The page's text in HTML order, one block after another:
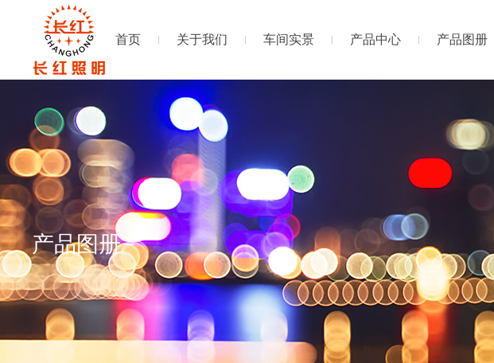
首页 关于我们 车间实景 产品中心 产品图册
产品图册